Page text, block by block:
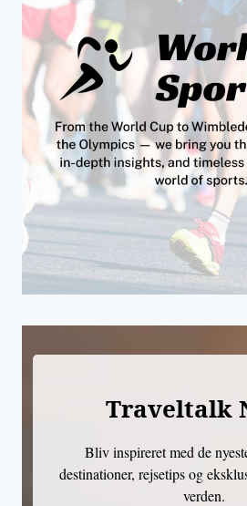
Traveltalk
Bliv inspireret med de
destinationer, rejsetips og
verden.